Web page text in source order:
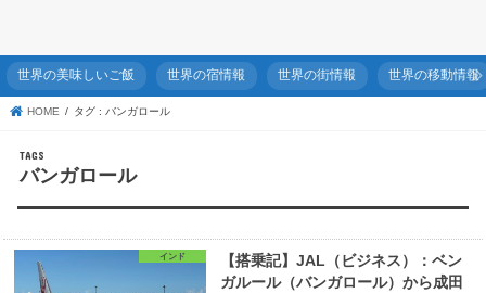
世界の美味しいご飯 世界の宿情報 世界の街情報 世界の移動情報
HOME タグ : バンガロール
バンガロール
インド
【搭乗記】JAL（ビジネス）：ベン
ガルール（バンガロール）から成田